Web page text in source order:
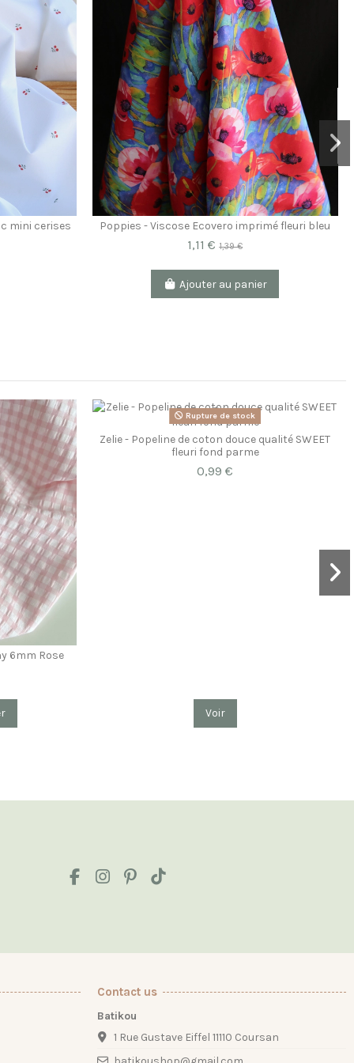
mini cerises Poppies - Viscose Ecovero imprimé fleuri bleu
1,11 €1,39 €
Ajouter au panier
6mm Rose
Rupture de stock
Zelie - Popeline de coton douce qualité SWEET
fleuri fond parme
0,99 €
Voir
Contact us
Batikou
1 Rue Gustave Eiffel 11110 Coursan